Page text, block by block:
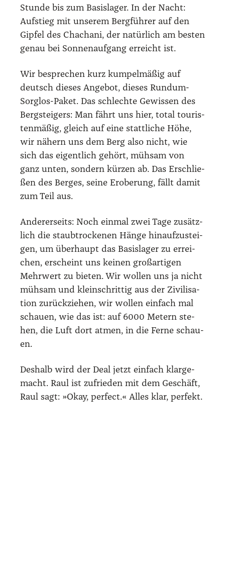
Stun­de bis zum Basis­la­ger. In der Nacht:
Auf­stieg mit unse­rem Berg­füh­rer auf den
Gip­fel des Chacha­ni, der natür­lich am bes­ten
genau bei Son­nen­auf­gang erreicht ist.
Wir bespre­chen kurz kum­pel­mä­ßig auf
deutsch die­ses Ange­bot, die­ses Rund­um-
Sorg­los-Paket. Das schlech­te Gewis­sen des
Berg­stei­gers: Man fährt uns hier, total tou­ris­
ten­mä­ßig, gleich auf eine statt­li­che Höhe,
wir nähern uns dem Berg also nicht, wie
sich das eigent­lich gehört, müh­sam von
ganz unten, son­dern kür­zen ab. Das Erschlie­
ßen des Ber­ges, sei­ne Erobe­rung, fällt damit
zum Teil aus.
Ande­rer­seits: Noch ein­mal zwei Tage zusätz­
lich die staub­tro­cke­nen Hän­ge hin­auf­zu­stei­
gen, um über­haupt das Basis­la­ger zu errei­
chen, erscheint uns kei­nen groß­ar­ti­gen
Mehr­wert zu bie­ten. Wir wol­len uns ja nicht
müh­sam und klein­schrit­tig aus der Zivi­li­sa­
ti­on zurück­zie­hen, wir wol­len ein­fach mal
schau­en, wie das ist: auf 6000 Metern ste­
hen, die Luft dort atmen, in die Fer­ne schau­
en.
Des­halb wird der Deal jetzt ein­fach klar­ge­
macht. Raul ist zufrie­den mit dem Geschäft,
Raul sagt: »Okay, per­fect.« Alles klar, per­fekt.